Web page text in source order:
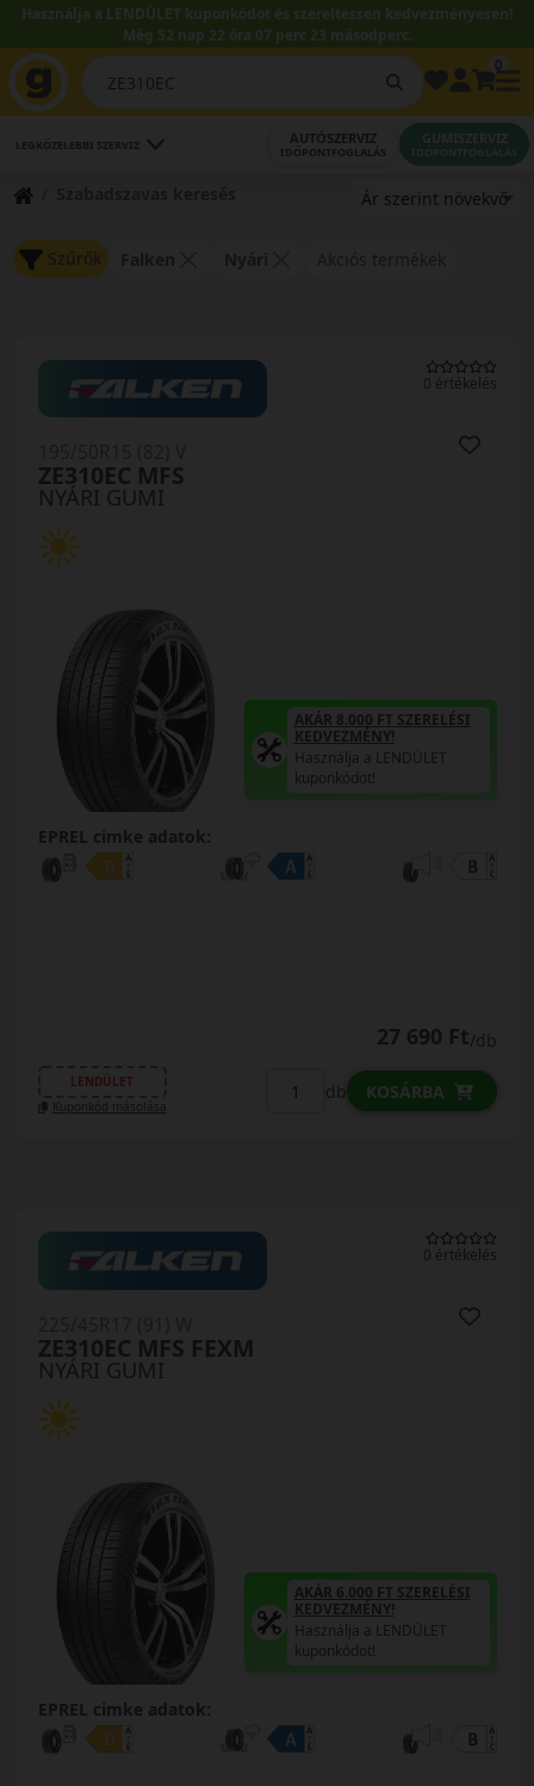
Használja a LENDÜLET kuponkódot és szereltessen kedvezményesen!
Még 52 nap 22 óra 07 perc 22 másodperc.
LEGKÖZELEBBI SZERVIZ AUTÓSZERVIZ
IDŐPONTFOGLALÁS
GUMISZERVIZ
IDŐPONTFOGLALÁS
Szűrők
0 értékelés
NYÁRI GUMI
ZE310EC MFS
AKÁR 8.000 FT SZERELÉSI
KEDVEZMÉNY!
Használja a LENDÜLET
kuponkódot!
EPREL cimke adatok:
27 690 Ft/db
LENDÜLET
Kuponkód másolása
db KOSÁRBA
0 értékelés
NYÁRI GUMI
ZE310EC MFS FEXM
AKÁR 6.000 FT SZERELÉSI
KEDVEZMÉNY!
Használja a LENDÜLET
kuponkódot!
EPREL cimke adatok: